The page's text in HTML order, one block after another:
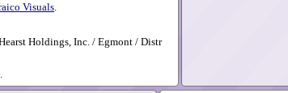
Visuals
Holdings, Inc. / Egmont / Distr